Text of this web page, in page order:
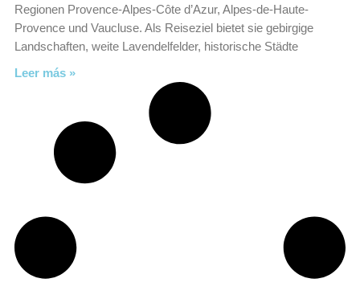
Regionen Provence-Alpes-Côte d’Azur, Alpes-de-Haute-
Provence und Vaucluse. Als Reiseziel bietet sie gebirgige
Landschaften, weite Lavendelfelder, historische Städte
Leer más »